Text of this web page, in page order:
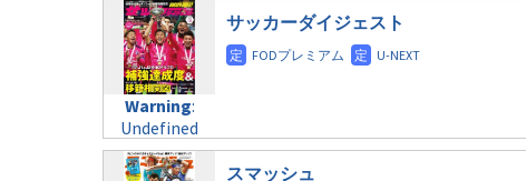
/home/c4607168/public_html/osusume-
doga.com/wp-
content/themes/soledad-
child/post-
formats/format-
taxmagazine.php
on line43
on line31
Warning:
Undefined
variable
$post_id in
/home/c4607168/public_html/osusume-
$post_id in
/home/c4607168/public_html/osusume-
doga.com/wp-
content/themes/soledad-
child/post-
formats/format-
taxmagazine.php
on line31
Warning:
Undefined
variable
$post_id in
サッカーダイジェスト
スマッシュ